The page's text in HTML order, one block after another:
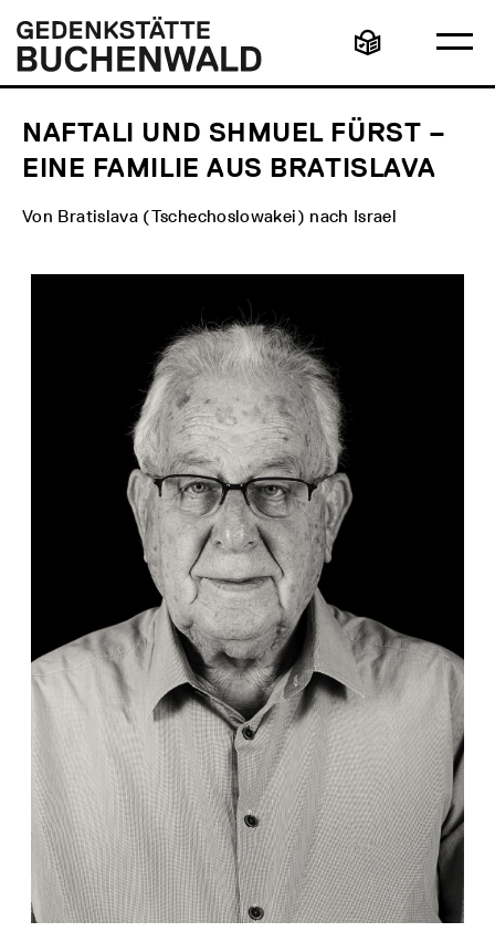
zum
Inhalt
Gedenkstätte
Buchenwald
Leichte
Sprache
NAFTALI UND SHMUEL FÜRST –
EINE FAMILIE AUS BRATISLAVA
Von Bratislava (Tschechoslowakei) nach Israel